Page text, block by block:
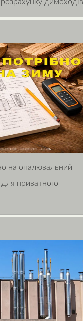
на опалювальний
приватного